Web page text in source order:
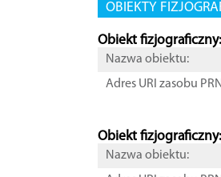
OBIEKTY
Obiekt fizjograficzny:
Nazwa obiektu:
Adres URI zasobu
Obiekt fizjograficzny:
Nazwa obiektu: